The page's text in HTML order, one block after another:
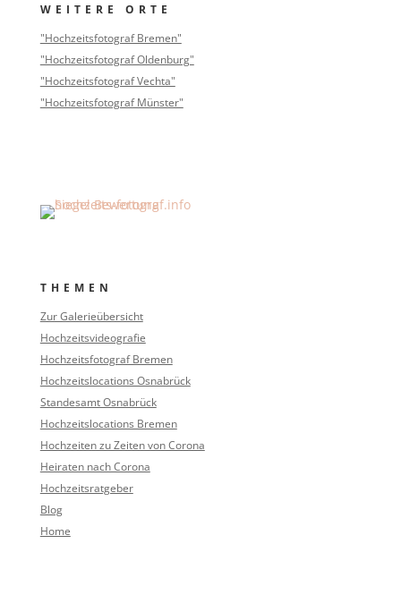
WEITERE ORTE
"Hochzeitsfotograf Bremen"
"Hochzeitsfotograf Oldenburg"
"Hochzeitsfotograf Vechta"
"Hochzeitsfotograf Münster"
THEMEN
Zur Galerieübersicht
Hochzeitsvideografie
Hochzeitsfotograf Bremen
Hochzeitslocations Osnabrück
Standesamt Osnabrück
Hochzeitslocations Bremen
Hochzeiten zu Zeiten von Corona
Heiraten nach Corona
Hochzeitsratgeber
Blog
Home